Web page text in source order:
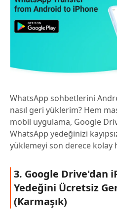
WhatsApp sohbetlerini
nasıl geri yüklerim? Hem
mobil uygulama, Google
WhatsApp yedeğinizi
yüklemeyi son derece kolay
3. Google Drive'dan
Yedeğini Ücretsiz
(Karmaşık)